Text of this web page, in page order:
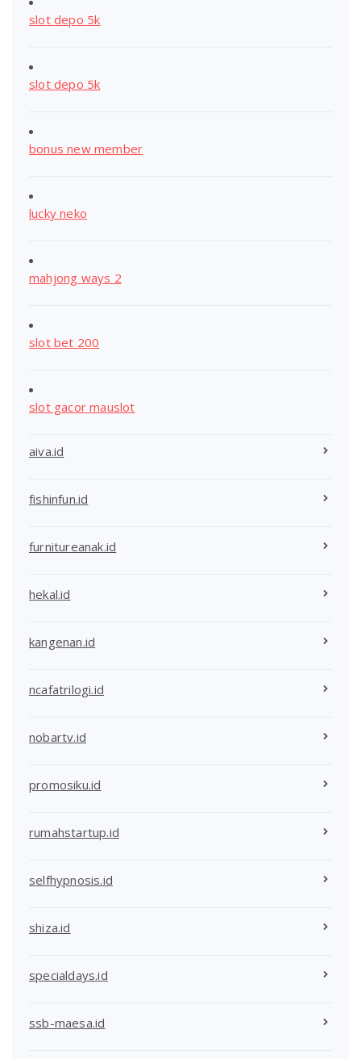
slot depo 5k
slot depo 5k
bonus new member
lucky neko
mahjong ways 2
slot bet 200
slot gacor mauslot
aiva.id
fishinfun.id
furnitureanak.id
hekal.id
kangenan.id
ncafatrilogi.id
nobartv.id
promosiku.id
rumahstartup.id
selfhypnosis.id
shiza.id
specialdays.id
ssb-maesa.id